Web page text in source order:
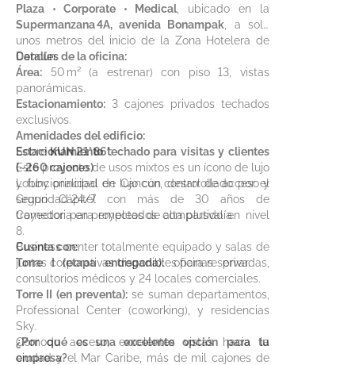
Plaza • Corporate • Medical, ubicado en la
Supermanzana 4A, avenida Bonampak , a solo
unos metros del inicio de la Zona Hotelera de
Cancún.
Detalles de la oficina:
Área: 50 m² (a estrenar) con piso 13, vistas
panorámicas.
Estacionamiento: 3 cajones privados techados
exclusivos.
Amenidades del edificio:
Estacionamiento techado para visitas y clientes
(~260 cajones)
Lobby principal de lujo con control de acceso y
seguridad 24/7
Comedor para empleados compartido en nivel
8.
Business center totalmente equipado y salas de
juntas corporativas disponibles para reservar.
SobreKUN 21° 86°:
Este proyecto de usos mixtos es un ícono de lujo
y funcionalidad en Cancún, desarrollado por el
Grupo Cápitel con más de 30 años de
trayectoria en proyectos de alta plusvalía.
Cuenta con:
Torre I (etapa entregada):oficinas privadas,
consultorios médicos y 24 locales comerciales.
Torre II (en preventa): se suman departamentos,
Professional Center (coworking), y residencias
Sky.
Cómodo acceso, excelentes vistas hacia la
ciudad y el Mar Caribe, más de mil cajones de
¿Por qué es una excelente opción para tu
empresa?